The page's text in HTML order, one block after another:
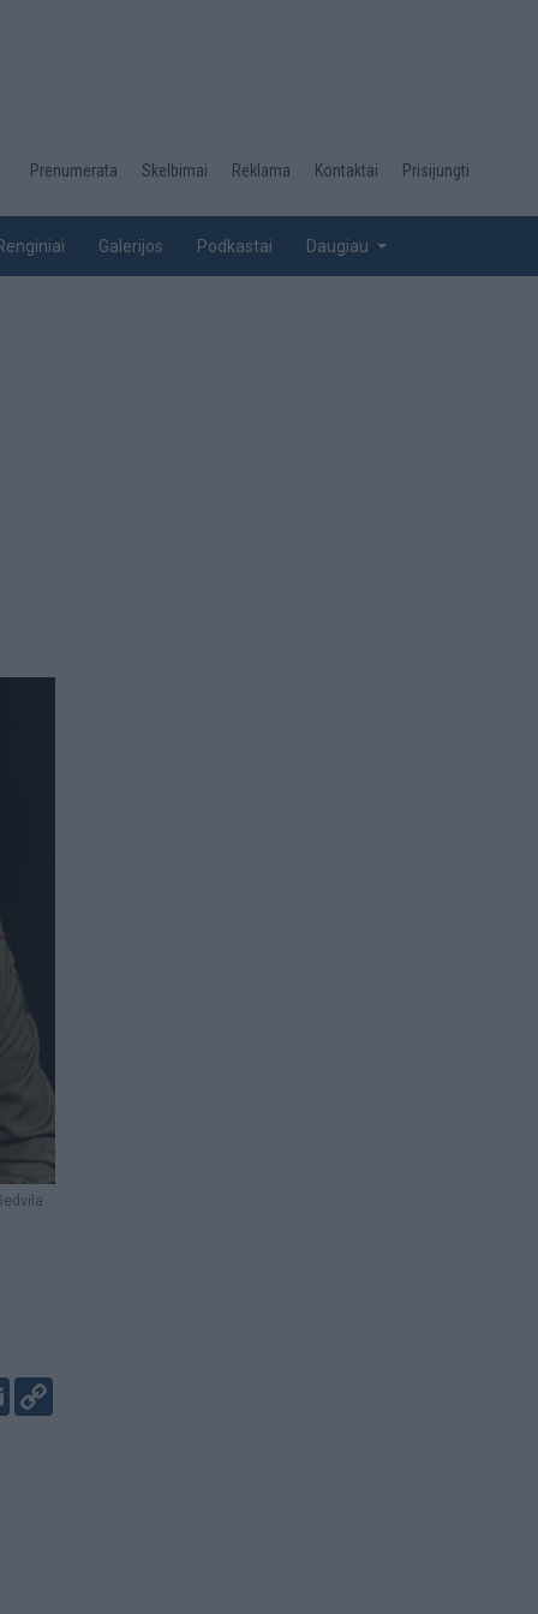
Desktop
top
Prenumerata Skelbimai Reklama Kontaktai Prisijungti
Galerijos Podkastai Daugiau
Email